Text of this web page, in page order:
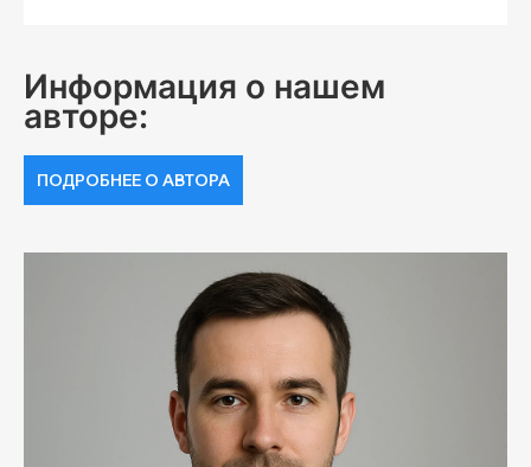
Информация о нашем
авторе:
ПОДРОБНЕЕ О АВТОРА